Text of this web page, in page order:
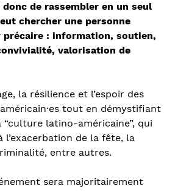
de rassembler en un seul
chercher une personne
précaire : information, soutien,
valorisation de
la résilience et l’espoir des
tout en démystifiant
“culture latino-américaine”, qui
l’exacerbation de la fête, la
entre autres.
sera majoritairement